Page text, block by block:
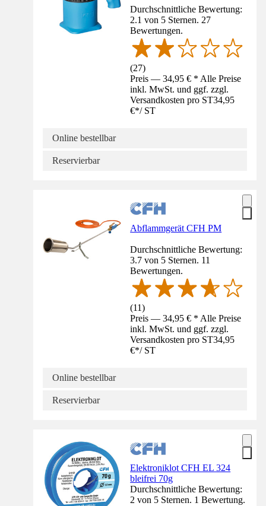
Durchschnittliche Bewertung:
2.1 von 5 Sternen. 27
Bewertungen.
(27)
Preis — 34,95 € * Alle Preise
inkl. MwSt. und ggf. zzgl.
Versandkosten pro ST34,95
€*/ ST
Online bestellbar
Reservierbar
Abflammgerät CFH PM
Durchschnittliche Bewertung:
3.7 von 5 Sternen. 11
Bewertungen.
(11)
Preis — 34,95 € * Alle Preise
inkl. MwSt. und ggf. zzgl.
Versandkosten pro ST34,95
€*/ ST
Online bestellbar
Reservierbar
Elektroniklot CFH EL 324
bleifrei 70g
Durchschnittliche Bewertung:
2 von 5 Sternen. 1 Bewertung.